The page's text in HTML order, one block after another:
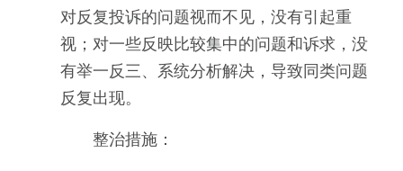
对反复投诉的问题视而不见，没有引起重
视；对一些反映比较集中的问题和诉求，没
有举一反三、系统分析解决，导致同类问题
反复出现。
整治措施：